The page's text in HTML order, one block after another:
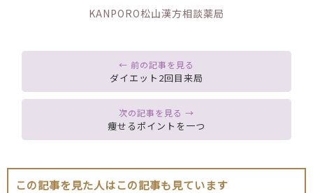
KANPORO松山漢方相談薬局
ダイエット2回目来局
痩せるポイントを一つ
この記事を見た人はこの記事も見ています